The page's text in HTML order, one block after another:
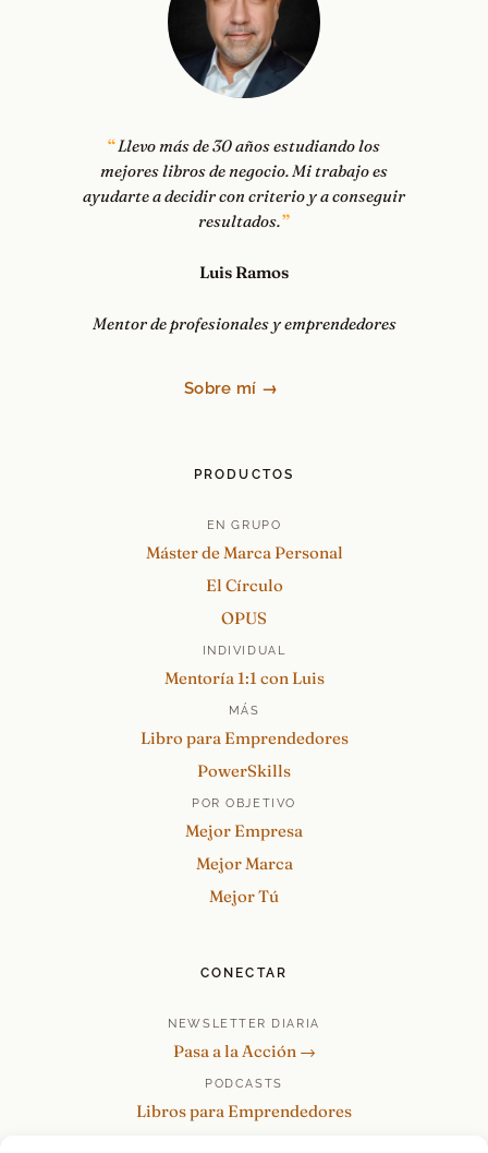
Llevo más de 30 años estudiando los
mejores libros de negocio. Mi trabajo es
ayudarte a decidir con criterio y a conseguir
resultados.
Luis Ramos
Mentor de profesionales y emprendedores
Sobre mí →
PRODUCTOS
EN GRUPO
Máster de Marca Personal
El Círculo
OPUS
INDIVIDUAL
Mentoría 1:1 con Luis
MÁS
Libro para Emprendedores
PowerSkills
POR OBJETIVO
Mejor Empresa
Mejor Marca
Mejor Tú
CONECTAR
NEWSLETTER DIARIA
Pasa a la Acción →
PODCASTS
Libros para Emprendedores